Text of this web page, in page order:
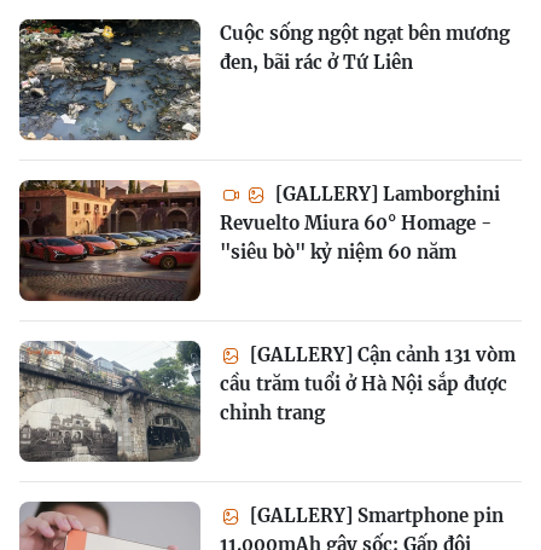
Cuộc sống ngột ngạt bên mương
đen, bãi rác ở Tứ Liên
[GALLERY] Lamborghini
Revuelto Miura 60° Homage -
"siêu bò" kỷ niệm 60 năm
[GALLERY] Cận cảnh 131 vòm
cầu trăm tuổi ở Hà Nội sắp được
chỉnh trang
[GALLERY] Smartphone pin
11.000mAh gây sốc: Gấp đôi